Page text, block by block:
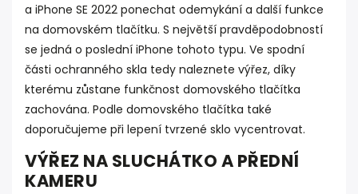
a iPhone SE 2022 ponechat odemykání a další funkce
na domovském tlačítku. S největší pravděpodobností
se jedná o poslední iPhone tohoto typu. Ve spodní
části ochranného skla tedy naleznete výřez, díky
kterému zůstane funkčnost domovského tlačítka
zachována. Podle domovského tlačítka také
doporučujeme při lepení tvrzené sklo vycentrovat.
VÝŘEZ NA SLUCHÁTKO A PŘEDNÍ
KAMERU